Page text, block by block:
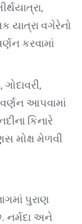
યાત્રા વગેરેનો
કરવામાં
વર્ણન આપવામાં
કિનારે
મોક્ષ મેળવી
પુરાણ
નર્મદા અને